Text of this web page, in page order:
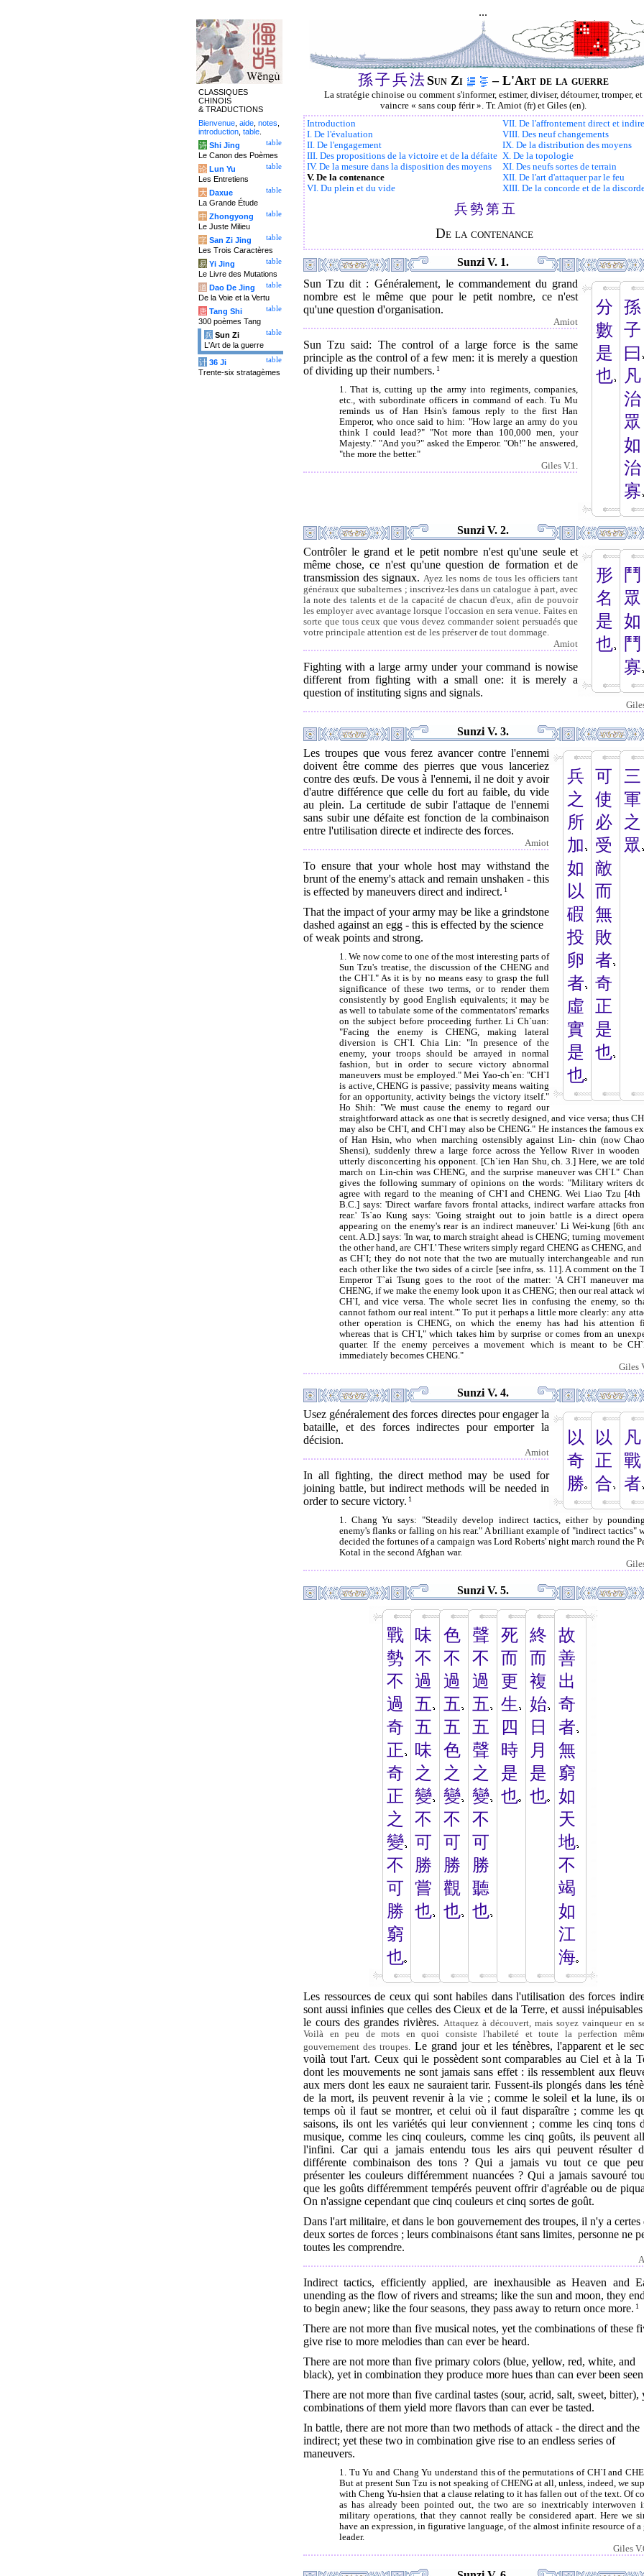
...
孫子兵法 Sun Zi – L'Art de la guerre
La stratégie chinoise ou comment s'informer, estimer, diviser, détourner, tromper, et
vaincre « sans coup férir ». Tr. Amiot (fr) et Giles (en).
Introduction
I. De l'évaluation
II. De l'engagement
III. Des propositions de la victoire et de la défaite
IV. De la mesure dans la disposition des moyens
V. De la contenance
VI. Du plein et du vide
VII. De l'affrontement direct et
VIII. Des neuf changements
IX. De la distribution des moyens
X. De la topologie
XI. Des neufs sortes de terrain
XII. De l'art d'attaquer par le feu
XIII. De la concorde et de la
兵勢第 五
De la contenance
Sunzi V. 1.
分
數
是
也
孫
子
曰
凡
治
眾
如
治
寡
Sun Tzu dit : Généralement, le commandement du grand
nombre est le même que pour le petit nombre, ce n'est
qu'une question d'organisation.
Amiot
Sun Tzu said: The control of a large force is the same
principle as the control of a few men: it is merely a question
of dividing up their numbers. 1
1. That is, cutting up the army into regiments, companies,
etc., with subordinate officers in command of each. Tu Mu
reminds us of Han Hsin's famous reply to the first Han
Emperor, who once said to him: "How large an army do you
think I could lead?" "Not more than 100,000 men, your
Majesty." "And you?" asked the Emperor. "Oh!" he answered,
"the more the better."
Giles V.1.
Sunzi V. 2.
形
名
是
也
鬥
眾
如
鬥
寡
Contrôler le grand et le petit nombre n'est qu'une seule et
même chose, ce n'est qu'une question de formation et de
transmission des signaux. Ayez les noms de tous les officiers tant
généraux que subalternes ; inscrivez-les dans un catalogue à part, avec
la note des talents et de la capacité de chacun d'eux, afin de pouvoir
les employer avec avantage lorsque l'occasion en sera venue. Faites en
sorte que tous ceux que vous devez commander soient persuadés que
votre principale attention est de les préserver de tout dommage.
Amiot
Fighting with a large army under your command is nowise
different from fighting with a small one: it is merely a
question of instituting signs and signals.
Sunzi V. 3.
兵
之
所
加
如
以
碬
投
卵
者
虛
實
是
也
可
使
必
受
敵
而
無
敗
者
奇
正
是
也
三
軍
之
眾
Les troupes que vous ferez avancer contre l'ennemi
doivent être comme des pierres que vous lanceriez
contre des œufs. De vous à l'ennemi, il ne doit y avoir
d'autre différence que celle du fort au faible, du vide
au plein. La certitude de subir l'attaque de l'ennemi
sans subir une défaite est fonction de la combinaison
entre l'utilisation directe et indirecte des forces.
Amiot
To ensure that your whole host may withstand the
brunt of the enemy's attack and remain unshaken - this
is effected by maneuvers direct and indirect. 1
That the impact of your army may be like a grindstone
dashed against an egg - this is effected by the science
of weak points and strong.
1. We now come to one of the most interesting parts of
Sun Tzu's treatise, the discussion of the CHENG and
the CH`I." As it is by no means easy to grasp the full
significance of these two terms, or to render them
consistently by good English equivalents; it may be
as well to tabulate some of the commentators' remarks
on the subject before proceeding further. Li Ch`uan:
"Facing the enemy is CHENG, making lateral
diversion is CH`I. Chia Lin: "In presence of the
enemy, your troops should be arrayed in normal
fashion, but in order to secure victory abnormal
maneuvers must be employed." Mei Yao-ch`en: "CH`I
is active, CHENG is passive; passivity means waiting
for an opportunity, activity beings the victory itself."
Ho Shih: "We must cause the enemy to regard our
straightforward attack as one that is secretly designed, and vice versa; thus
may also be CH`I, and CH`I may also be CHENG." He instances the famous
of Han Hsin, who when marching ostensibly against Lin- chin (now
Shensi), suddenly threw a large force across the Yellow River in wooden
utterly disconcerting his opponent. [Ch`ien Han Shu, ch. 3.] Here, we are
march on Lin-chin was CHENG, and the surprise maneuver was CH`I."
gives the following summary of opinions on the words: "Military writers
agree with regard to the meaning of CH`I and CHENG. Wei Liao Tzu [4th
B.C.] says: 'Direct warfare favors frontal attacks, indirect warfare attacks
rear.' Ts`ao Kung says: 'Going straight out to join battle is a direct
appearing on the enemy's rear is an indirect maneuver.' Li Wei-kung [6th
cent. A.D.] says: 'In war, to march straight ahead is CHENG; turning
the other hand, are CH`I.' These writers simply regard CHENG as CHENG,
as CH`I; they do not note that the two are mutually interchangeable and
each other like the two sides of a circle [see infra, ss. 11]. A comment on the
Emperor T`ai Tsung goes to the root of the matter: 'A CH`I maneuver
CHENG, if we make the enemy look upon it as CHENG; then our real attack
CH`I, and vice versa. The whole secret lies in confusing the enemy, so
cannot fathom our real intent.'" To put it perhaps a little more clearly: any
other operation is CHENG, on which the enemy has had his attention
whereas that is CH`I," which takes him by surprise or comes from an
quarter. If the enemy perceives a movement which is meant to be
immediately becomes CHENG."
Giles
Sunzi V. 4.
以
奇
勝
以
正
合
凡
戰
者
Usez généralement des forces directes pour engager la
bataille, et des forces indirectes pour emporter la
décision.
Amiot
In all fighting, the direct method may be used for
joining battle, but indirect methods will be needed in
order to secure victory. 1
1. Chang Yu says: "Steadily develop indirect tactics, either by
enemy's flanks or falling on his rear." A brilliant example of "indirect tactics"
decided the fortunes of a campaign was Lord Roberts' night march round the
Kotal in the second Afghan war.
Sunzi V. 5.
戰
勢
不
過
奇
正
奇
正
之
變
不
可
勝
窮
也
味
不
過
五
五
味
之
變
不
可
勝
嘗
也
色
不
過
五
五
色
之
變
不
可
勝
觀
也
聲
不
過
五
五
聲
之
變
不
可
勝
聽
也
死
而
更
生
四
時
是
也
終
而
複
始
日
月
是
也
故
善
出
奇
者
無
窮
如
天
地
不
竭
如
江
海
Les ressources de ceux qui sont habiles dans l'utilisation des forces
sont aussi infinies que celles des Cieux et de la Terre, et aussi
le cours des grandes rivières. Attaquez à découvert, mais soyez vainqueur en
Voilà en peu de mots en quoi consiste l'habileté et toute la perfection
gouvernement des troupes. Le grand jour et les ténèbres, l'apparent et le
voilà tout l'art. Ceux qui le possèdent sont comparables au Ciel et à la
dont les mouvements ne sont jamais sans effet : ils ressemblent aux
aux mers dont les eaux ne sauraient tarir. Fussent-ils plongés dans les
de la mort, ils peuvent revenir à la vie ; comme le soleil et la lune, ils
temps où il faut se montrer, et celui où il faut disparaître ; comme les
saisons, ils ont les variétés qui leur conviennent ; comme les cinq tons
musique, comme les cinq couleurs, comme les cinq goûts, ils peuvent
l'infini. Car qui a jamais entendu tous les airs qui peuvent résulter
différente combinaison des tons ? Qui a jamais vu tout ce que
présenter les couleurs différemment nuancées ? Qui a jamais savouré
que les goûts différemment tempérés peuvent offrir d'agréable ou de
On n'assigne cependant que cinq couleurs et cinq sortes de goût.
Dans l'art militaire, et dans le bon gouvernement des troupes, il n'y a certes
deux sortes de forces ; leurs combinaisons étant sans limites, personne ne
toutes les comprendre.
Indirect tactics, efficiently applied, are inexhausible as Heaven and
unending as the flow of rivers and streams; like the sun and moon, they
to begin anew; like the four seasons, they pass away to return once more. 1
There are not more than five musical notes, yet the combinations of these
give rise to more melodies than can ever be heard.
There are not more than five primary colors (blue, yellow, red, white, and
black), yet in combination they produce more hues than can ever been
There are not more than five cardinal tastes (sour, acrid, salt, sweet, bitter),
combinations of them yield more flavors than can ever be tasted.
In battle, there are not more than two methods of attack - the direct and the
indirect; yet these two in combination give rise to an endless series of
maneuvers.
1. Tu Yu and Chang Yu understand this of the permutations of CH`I and
But at present Sun Tzu is not speaking of CHENG at all, unless, indeed, we
with Cheng Yu-hsien that a clause relating to it has fallen out of the text. Of
as has already been pointed out, the two are so inextricably interwoven
military operations, that they cannot really be considered apart. Here we
have an expression, in figurative language, of the almost infinite resource of a
leader.
Giles
CLASSIQUES
CHINOIS
& TRADUCTIONS
Bienvenue aide notes
introduction table
table
诗 Shi Jing
Le Canon des Poèmes
table
论 Lun Yu
Les Entretiens
table
大 Daxue
La Grande Étude
table
中 Zhongyong
Le Juste Milieu
table
字 San Zi Jing
Les Trois Caractères
table
易 Yi Jing
Le Livre des Mutations
table
道 Dao De Jing
De la Voie et la Vertu
table
唐 Tang Shi
300 poèmes Tang
table
兵 Sun Zi
L'Art de la guerre
table
计 36 Ji
Trente-six stratagèmes